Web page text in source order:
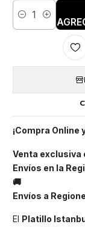
Cantidad
¡Compra Online
Venta exclusiva
Envíos en la
🚚
Envíos a
El Platillo